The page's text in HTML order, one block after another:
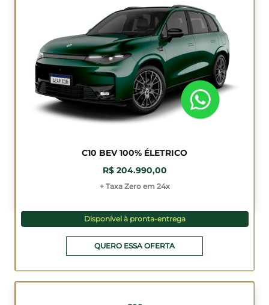
C10 BEV 100% ÉLETRICO
R$ 204.990,00
+ Taxa Zero em 24x
Disponível à pronta-entrega
QUERO ESSA OFERTA